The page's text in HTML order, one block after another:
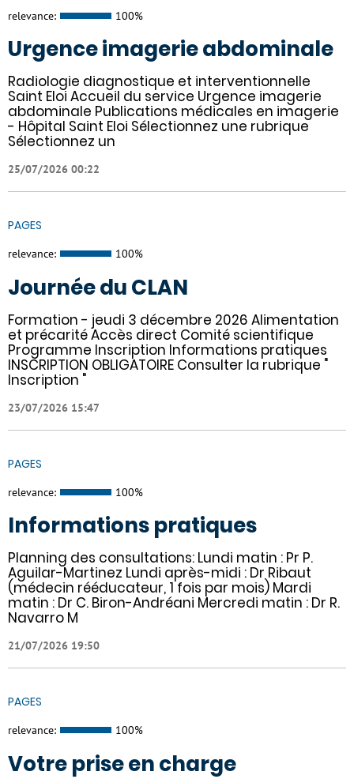
relevance: 100%
Urgence imagerie abdominale
Radiologie diagnostique et interventionnelle
Saint Eloi Accueil du service Urgence imagerie
abdominale Publications médicales en imagerie
- Hôpital Saint Eloi Sélectionnez une rubrique
Sélectionnez un
25/07/2026 00:22
PAGES
relevance: 100%
Journée du CLAN
Formation - jeudi 3 décembre 2026 Alimentation
et précarité Accès direct Comité scientifique
Programme Inscription Informations pratiques ​
INSCRIPTION OBLIGATOIRE Consulter la rubrique "
Inscription "
23/07/2026 15:47
PAGES
relevance: 100%
Informations pratiques
Planning des consultations: Lundi matin : Pr P.
Aguilar-Martinez Lundi après-midi : Dr Ribaut
(médecin rééducateur, 1 fois par mois) Mardi
matin : Dr C. Biron-Andréani Mercredi matin : Dr R.
Navarro M
21/07/2026 19:50
PAGES
relevance: 100%
Votre prise en charge